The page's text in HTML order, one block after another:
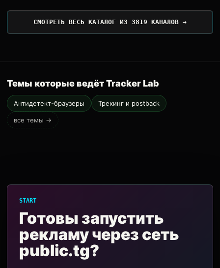
СМОТРЕТЬ ВЕСЬ КАТАЛОГ ИЗ 3819 КАНАЛОВ →
Темы которые ведёт Tracker Lab
Антидетект-браузеры Трекинг и postback
все темы →
START
Готовы запустить
рекламу через сеть
public.tg?